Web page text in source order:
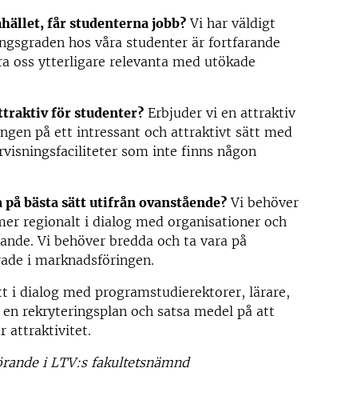
får studenterna jobb? Vi har väldigt
hos våra studenter är fortfarande
oss ytterligare relevanta med utökade
för studenter? Erbjuder vi en attraktiv
på ett intressant och attraktivt sätt med
som inte finns någon
bästa sätt utifrån ovanstående?Vi behöver
regionalt i dialog med organisationer och
Vi behöver bredda och ta vara på
i marknadsföringen.
i dialog med programstudierektorer, lärare,
rekryteringsplan och satsa medel på att
attraktivitet.
i LTV:s fakultetsnämnd